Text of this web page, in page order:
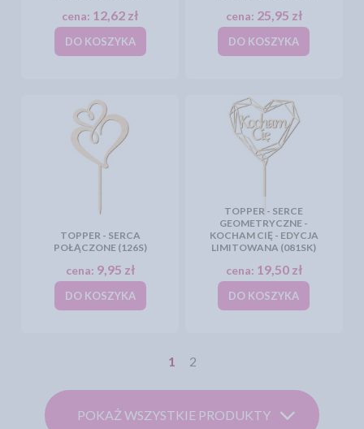
cena: 12,62 zł
DO KOSZYKA
cena: 25,95 zł
DO KOSZYKA
TOPPER - SERCA
POŁĄCZONE (126S)
cena: 9,95 zł
DO KOSZYKA
TOPPER - SERCE
GEOMETRYCZNE -
KOCHAM CIĘ - EDYCJA
LIMITOWANA (081SK)
cena: 19,50 zł
DO KOSZYKA
1 2
POKAŻ WSZYSTKIE PRODUKTY